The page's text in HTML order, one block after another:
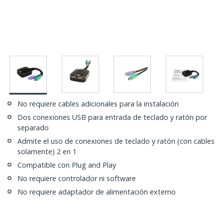
No requiere cables adicionales para la instalación
Dos conexiones USB para entrada de teclado y ratón por
separado
Admite el uso de conexiones de teclado y ratón (con cables
solamente) 2 en 1
Compatible con Plug and Play
No requiere controlador ni software
No requiere adaptador de alimentación externo